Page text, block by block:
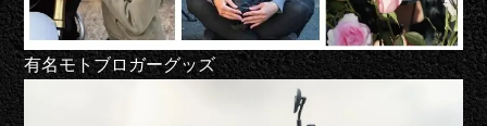
有名モトブロガーグッズ